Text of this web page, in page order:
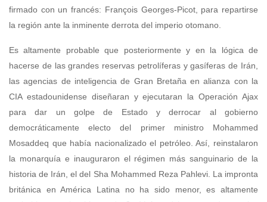
firmado con un francés: François Georges-Picot, para repartirse
la región ante la inminente derrota del imperio otomano.
Es altamente probable que posteriormente y en la lógica de
hacerse de las grandes reservas petrolíferas y gasíferas de Irán,
las agencias de inteligencia de Gran Bretaña en alianza con la
CIA estadounidense diseñaran y ejecutaran la Operación Ajax
para dar un golpe de Estado y derrocar al gobierno
democráticamente electo del primer ministro Mohammed
Mosaddeq que había nacionalizado el petróleo. Así, reinstalaron
la monarquía e inauguraron el régimen más sanguinario de la
historia de Irán, el del Sha Mohammed Reza Pahlevi. La impronta
británica en América Latina no ha sido menor, es altamente